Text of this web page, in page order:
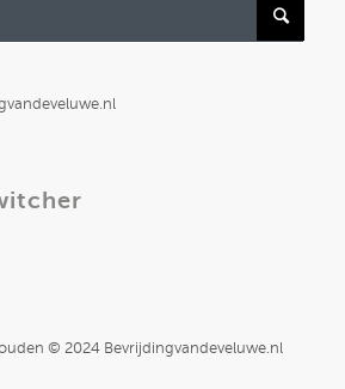
© 2024 Bevrijdingvandeveluwe.nl